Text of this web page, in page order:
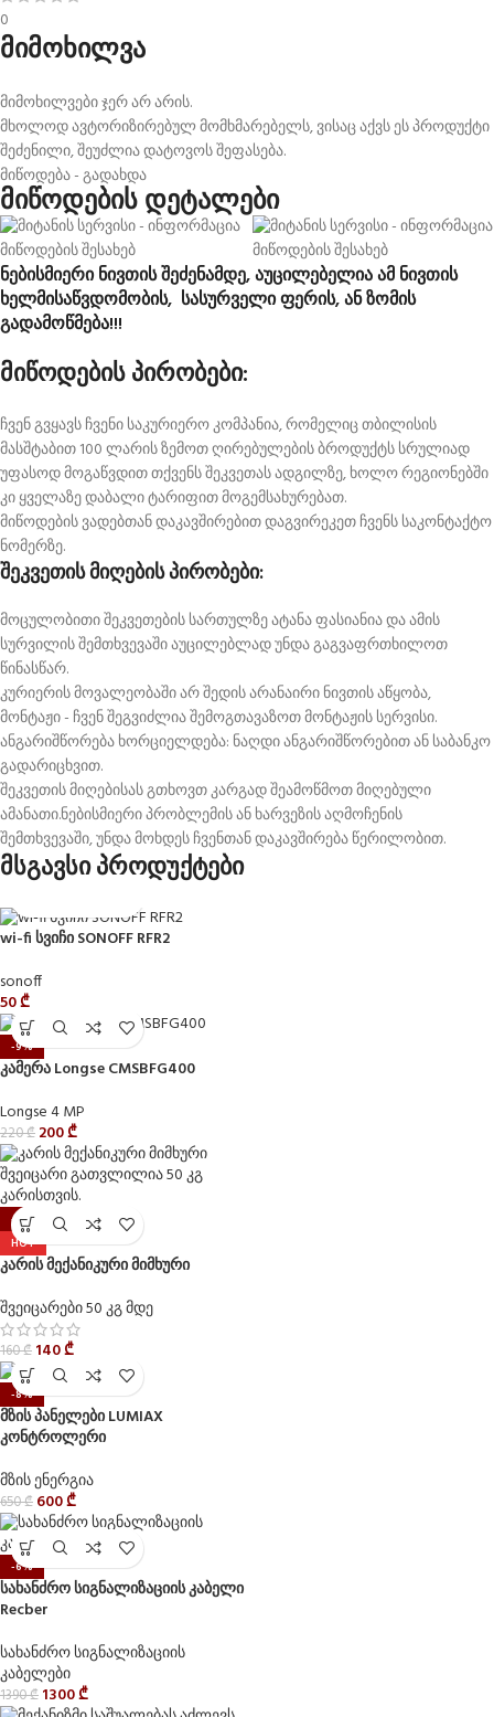
0
მიმოხილვა
მიმოხილვები ჯერ არ არის.
მხოლოდ ავტორიზირებულ მომხმარებელს, ვისაც აქვს ეს პროდუქტი
შეძენილი, შეუძლია დატოვოს შეფასება.
მიწოდება - გადახდა
მიწოდების დეტალები
ნებისმიერი ნივთის შეძენამდე, აუცილებელია ამ ნივთის
ხელმისაწვდომობის, სასურველი ფერის, ან ზომის
გადამოწმება!!!
მიწოდების პირობები:
ჩვენ გვყავს ჩვენი საკურიერო კომპანია, რომელიც თბილისის
მასშტაბით 100 ლარის ზემოთ ღირებულების ბროდუქტს სრულიად
უფასოდ მოგაწვდით თქვენს შეკვეთას ადგილზე, ხოლო რეგიონებში
კი ყველაზე დაბალი ტარიფით მოგემსახურებათ.
მიწოდების ვადებთან დაკავშირებით დაგვირეკეთ ჩვენს საკონტაქტო
ნომერზე.
შეკვეთის მიღების პირობები:
მოცულობითი შეკვეთების სართულზე ატანა ფასიანია და ამის
სურვილის შემთხვევაში აუცილებლად უნდა გაგვაფრთხილოთ
წინასწარ.
კურიერის მოვალეობაში არ შედის არანაირი ნივთის აწყობა,
მონტაჟი - ჩვენ შეგვიძლია შემოგთავაზოთ მონტაჟის სერვისი.
ანგარიშწორება ხორციელდება: ნაღდი ანგარიშწორებით ან საბანკო
გადარიცხვით.
შეკვეთის მიღებისას გთხოვთ კარგად შეამოწმოთ მიღებული
ამანათი.ნებისმიერი პრობლემის ან ხარვეზის აღმოჩენის
შემთხვევაში, უნდა მოხდეს ჩვენთან დაკავშირება წერილობით.
მსგავსი პროდუქტები
wi-fi სვიჩი SONOFF RFR2
sonoff
50₾
-9%
კამერა Longse CMSBFG400
Longse 4 MP
220₾ 200₾
-13%
HOT
კარის მექანიკური მიმხური
შვეიცარები 50 კგ მდე
160₾ 140₾
-8%
მზის პანელები LUMIAX
კონტროლერი
მზის ენერგია
650₾ 600₾
-6%
სახანძრო სიგნალიზაციის კაბელი
Recber
სახანძრო სიგნალიზაციის
კაბელები
1390₾ 1300₾